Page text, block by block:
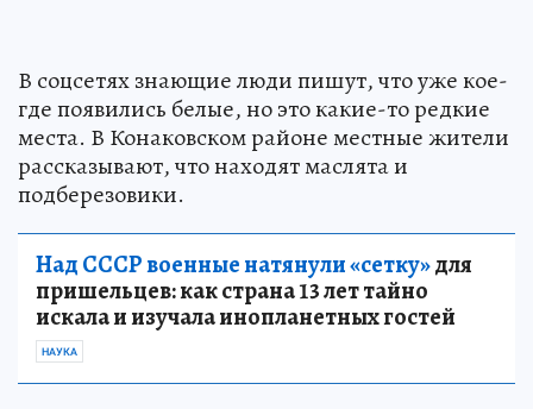
В соцсетях знающие люди пишут, что уже кое-
где появились белые, но это какие-то редкие
места. В Конаковском районе местные жители
рассказывают, что находят маслята и
подберезовики.
Над СССР военные натянули «сетку»для
пришельцев: как страна 13 лет тайно
искала и изучала инопланетных гостей
НАУКА